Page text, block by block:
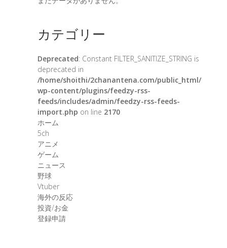
カテゴリー
Deprecated: Constant FILTER_SANITIZE_STRING is
deprecated in
/home/shoithi/2chanantena.com/public_html/
wp-content/plugins/feedzy-rss-
feeds/includes/admin/feedzy-rss-feeds-
import.php on line 2170
ホーム
5ch
アニメ
ゲーム
ニュース
野球
Vtuber
海外の反応
投資/お金
登録申請